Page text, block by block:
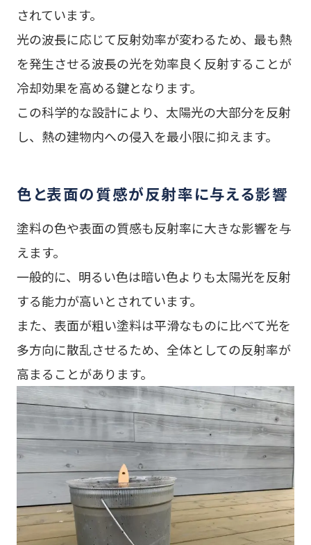
されています。
光の波長に応じて反射効率が変わるため、最も熱
を発生させる波長の光を効率良く反射することが
冷却効果を高める鍵となります。
この科学的な設計により、太陽光の大部分を反射
し、熱の建物内への侵入を最小限に抑えます。
色と表面の質感が反射率に与える影響
塗料の色や表面の質感も反射率に大きな影響を与
えます。
一般的に、明るい色は暗い色よりも太陽光を反射
する能力が高いとされています。
また、表面が粗い塗料は平滑なものに比べて光を
多方向に散乱させるため、全体としての反射率が
高まることがあります。